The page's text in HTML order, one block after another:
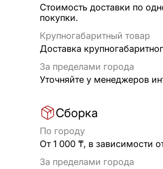
Стоимость доставки по
покупки.
Крупногабаритный товар
Доставка
За пределами города
Уточняйте у менеджеров
Сборка
По городу
От 1 000 ₸, в зависимости
За пределами города